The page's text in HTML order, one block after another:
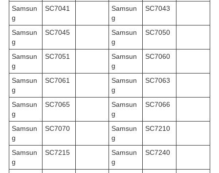
Samsun
g
SC7041
Samsun
g
SC7043
Samsun
g
SC7045
Samsun
g
SC7050
Samsun
g
SC7051
Samsun
g
SC7060
Samsun
g
SC7061
Samsun
g
SC7063
Samsun
g
SC7065
Samsun
g
SC7066
Samsun
g
SC7070
Samsun
g
SC7210
Samsun
g
SC7215
Samsun
g
SC7240